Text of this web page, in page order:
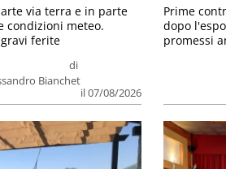
di
Bianchet
il 07/08/2026
via terra e in parte
condizioni meteo.
ferite
Prime
dopo
promessi